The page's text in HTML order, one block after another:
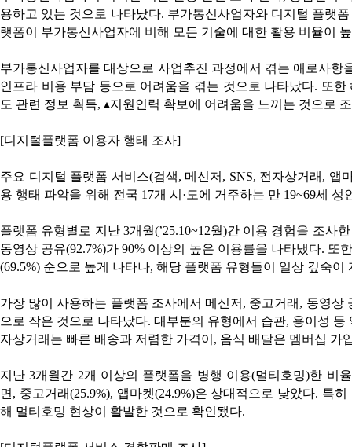
용하고 있는 것으로 나타났다. 부가통신사업자와 디지털 플랫
랫폼이 부가통신사업자에 비해 모든 기술에 대한 활용 비율이
부가통신사업자를 대상으로 사업추진 과정에서 겪는 애로사
인프라 비용 부담 등으로 어려움을 겪는 것으로 나타났다. 또
도 관련 정보 획득, ▴지원인력 확보에 어려움을 느끼는 것으로
[디지털플랫폼 이용자 행태 조사]
주요 디지털 플랫폼 서비스(검색, 메신저, SNS, 전자상거래,
용 행태 파악을 위해 전국 17개 시·도에 거주하는 만 19~69세
플랫폼 유형별로 지난 3개월(’25.10~12월)간 이용 경험을 조사
동영상 공유(92.7%)가 90% 이상의 높은 이용률을 나타냈다. 또
(69.5%) 순으로 높게 나타나, 해당 플랫폼 유형들이 일상 깊숙이
가장 많이 사용하는 플랫폼 조사에서 메신저, 중고거래, 동영상
으로 작은 것으로 나타났다. 대부분의 유형에서 습관, 용이성
자상거래는 빠른 배송과 저렴한 가격이, 음식 배달은 멤버십
지난 3개월간 2개 이상의 플랫폼을 병행 이용(멀티호밍)한 비
면, 중고거래(25.9%), 앱마켓(24.9%)은 상대적으로 낮았다. 특
해 멀티호밍 현상이 활발한 것으로 확인됐다.